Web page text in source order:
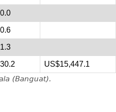
US$15,447.1
(Banguat).